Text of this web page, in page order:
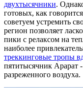
двухтысячники.
готовых, как
советуем устремить
регион позволяет
пики с релаксом на
наиболее
треккинговые тропы
пятитысячник Арарат
разреженного воздуха.